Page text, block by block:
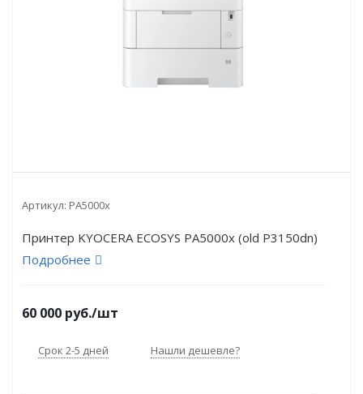
Артикул: PA5000x
Принтер KYOCERA ECOSYS PA5000x (old P3150dn)
Подробнее
60 000 руб./шт
Срок 2-5 дней Нашли дешевле?